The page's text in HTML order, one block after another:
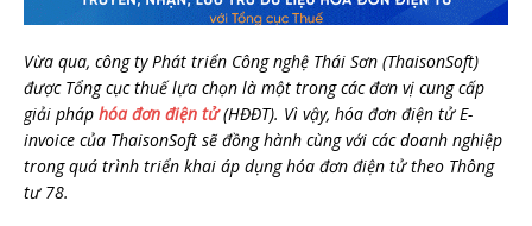
Vừa qua, công ty Phát triển Công nghệ Thái Sơn (ThaisonSoft)
được Tổng cục thuế lựa chọn là một trong các đơn vị cung cấp
giải pháp hóa đơn điện tử(HĐĐT). Vì vậy, hóa đơn điện tử E-
invoice của ThaisonSoft sẽ đồng hành cùng với các doanh nghiệp
trong quá trình triển khai áp dụng hóa đơn điện tử theo Thông
tư 78.